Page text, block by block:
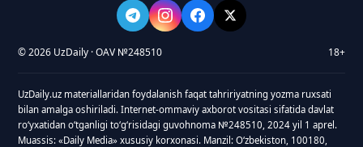
© 2026 UzDaily · OAV №248510 18+
UzDaily.uz materiallaridan foydalanish faqat tahririyatning yozma ruxsati
bilan amalga oshiriladi. Internet-ommaviy axborot vositasi sifatida davlat
roʻyxatidan oʻtganligi toʻgʻrisidagi guvohnoma №248510, 2024 yil 1 aprel.
Muassis: «Daily Media» xususiy korxonasi. Manzil: Oʻzbekiston, 100180,